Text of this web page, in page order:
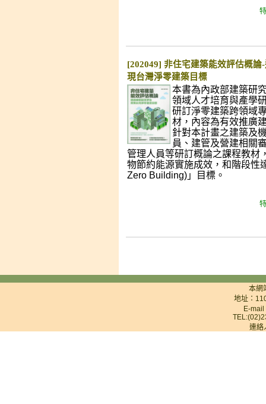
[202049] 非住宅建築能效評估概論
現台灣淨零建築目標
本書為內政部建築研
領域人才培育與產學
研訂淨零建築跨領域
材，內容為有效推廣
針對本計畫之建築及
員、建管及營建相關
管理人員等研訂概論之課程教材
物節約能源實施成效，和階段性
Zero Building)」目標。
本網
地址：
E-
連絡